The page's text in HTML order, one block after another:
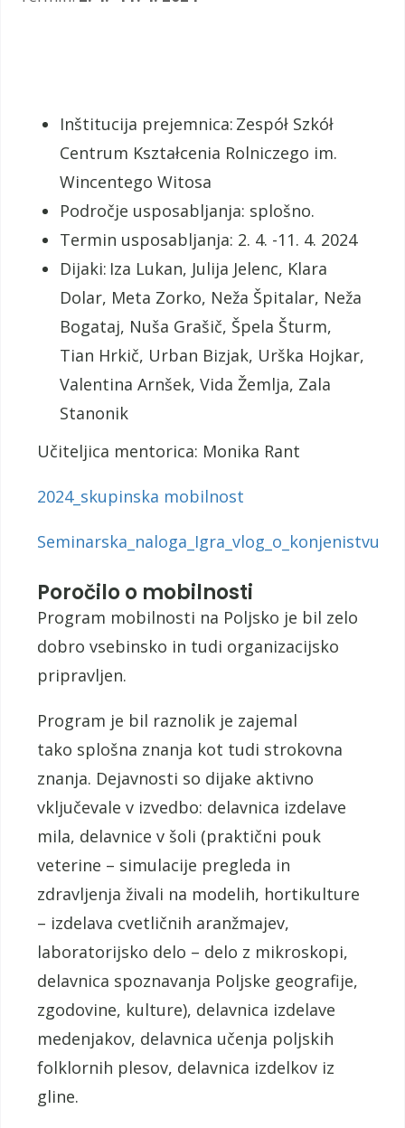
Inštitucija prejemnica: Zespół Szkół
Centrum Kształcenia Rolniczego im.
Wincentego Witosa
Področje usposabljanja: splošno.
Termin usposabljanja: 2. 4. -11. 4. 2024
Dijaki: Iza Lukan, Julija Jelenc, Klara
Dolar, Meta Zorko, Neža Špitalar, Neža
Bogataj, Nuša Grašič, Špela Šturm,
Tian Hrkič, Urban Bizjak, Urška Hojkar,
Valentina Arnšek, Vida Žemlja, Zala
Stanonik
Učiteljica mentorica: Monika Rant
2024_skupinska mobilnost
Seminarska_naloga_Igra_vlog_o_konjenistvu
Poročilo o mobilnosti
Program mobilnosti na Poljsko je bil zelo
dobro vsebinsko in tudi organizacijsko
pripravljen.
Program je bil raznolik je zajemal
tako splošna znanja kot tudi strokovna
znanja. Dejavnosti so dijake aktivno
vključevale v izvedbo: delavnica izdelave
mila, delavnice v šoli (praktični pouk
veterine – simulacije pregleda in
zdravljenja živali na modelih, hortikulture
– izdelava cvetličnih aranžmajev,
laboratorijsko delo – delo z mikroskopi,
delavnica spoznavanja Poljske geografije,
zgodovine, kulture), delavnica izdelave
medenjakov, delavnica učenja poljskih
folklornih plesov, delavnica izdelkov iz
gline.